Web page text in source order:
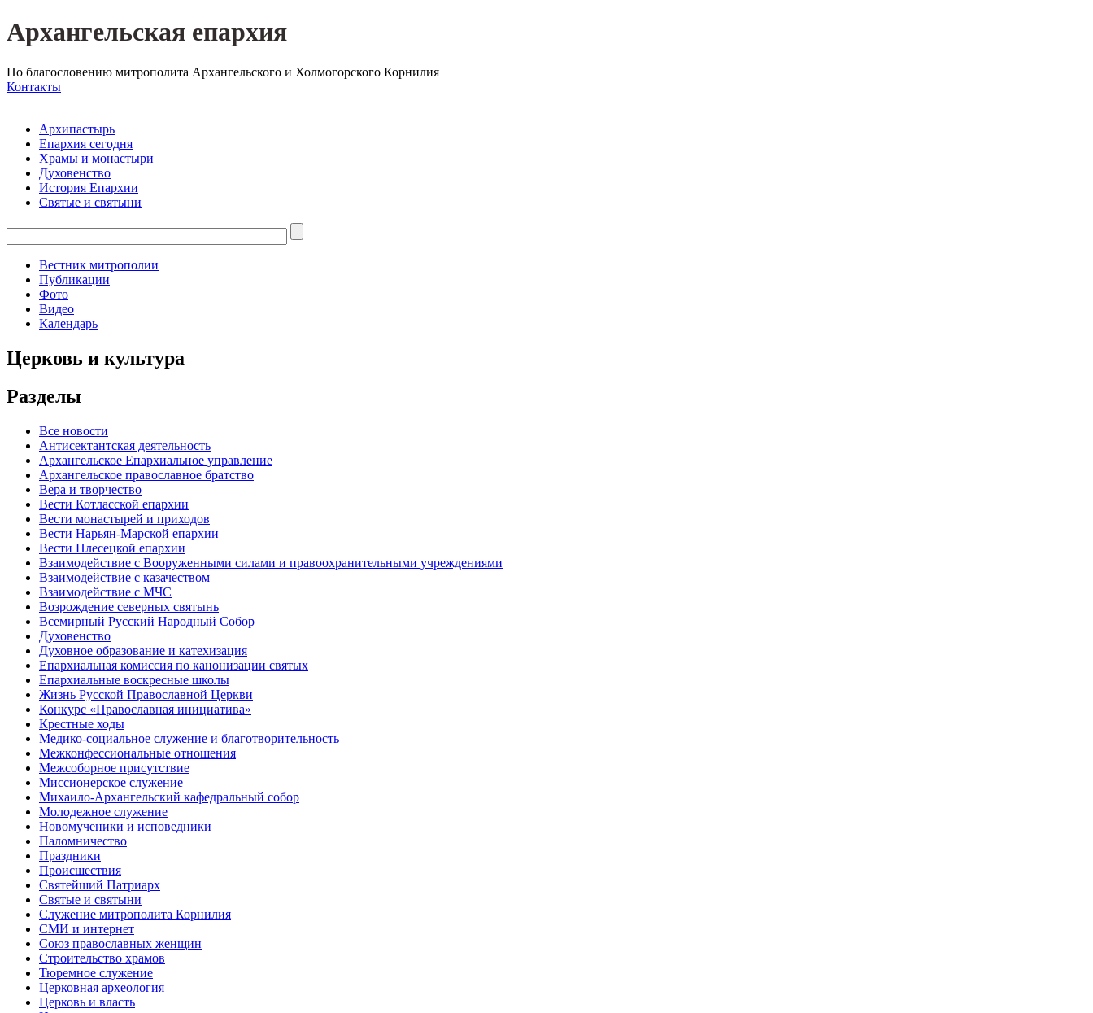
Архангельская епархия
По благословению митрополита Архангельского и Холмогорского Корнилия
Контакты
Архипастырь
Епархия сегодня
Храмы и монастыри
Духовенство
История Епархии
Святые и святыни
Вестник митрополии
Публикации
Фото
Видео
Календарь
Церковь и культура
Разделы
Все новости
Антисектантская деятельность
Архангельское Епархиальное управление
Архангельское православное братство
Вера и творчество
Вести Котласской епархии
Вести монастырей и приходов
Вести Нарьян-Марской епархии
Вести Плесецкой епархии
Взаимодействие с Вооруженными силами и правоохранительными учреждениями
Взаимодействие с казачеством
Взаимодействие с МЧС
Возрождение северных святынь
Всемирный Русский Народный Собор
Духовенство
Духовное образование и катехизация
Епархиальная комиссия по канонизации святых
Епархиальные воскресные школы
Жизнь Русской Православной Церкви
Конкурс «Православная инициатива»
Крестные ходы
Медико-социальное служение и благотворительность
Межконфессиональные отношения
Межсоборное присутствие
Миссионерское служение
Михаило-Архангельский кафедральный собор
Молодежное служение
Новомученики и исповедники
Паломничество
Праздники
Происшествия
Святейший Патриарх
Святые и святыни
Служение митрополита Корнилия
СМИ и интернет
Союз православных женщин
Строительство храмов
Тюремное служение
Церковная археология
Церковь и власть